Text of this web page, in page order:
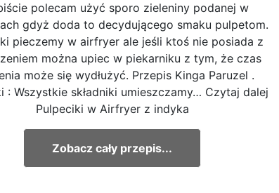
polecam użyć sporo zieleniny podanej w
gdyż doda to decydującego smaku pulpetom.
pieczemy w airfryer ale jeśli ktoś nie posiada z
można upiec w piekarniku z tym, że czas
może się wydłużyć. Przepis Kinga Paruzel .
: Wszystkie składniki umieszczamy… Czytaj dalej
Pulpeciki w Airfryer z indyka
Zobacz cały przepis...